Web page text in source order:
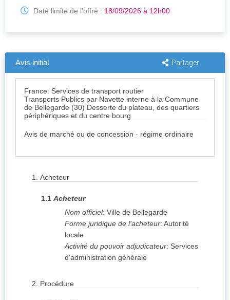
Date limite de l'offre : 18/09/2026 à 12h00
Avis initial Partager
France: Services de transport routier
Transports Publics par Navette interne à la Commune
de Bellegarde (30) Desserte du plateau, des quartiers
périphériques et du centre bourg
Avis de marché ou de concession - régime ordinaire
1. Acheteur
1.1 Acheteur
Nom officiel: Ville de Bellegarde
Forme juridique de l'acheteur: Autorité
locale
Activité du pouvoir adjudicateur: Services
d'administration générale
2. Procédure